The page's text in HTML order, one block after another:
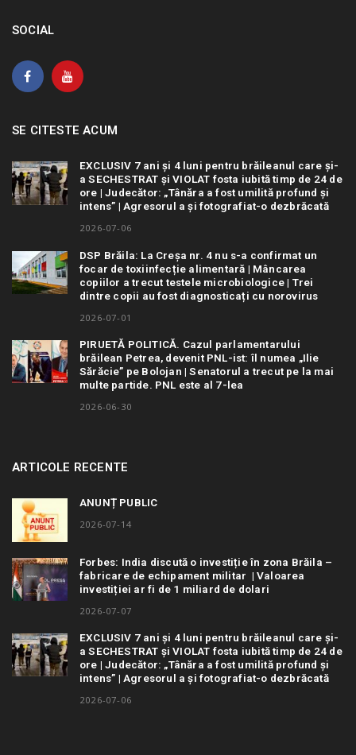
SOCIAL
SE CITESTE ACUM
EXCLUSIV 7 ani și 4 luni pentru brăileanul care și-
a SECHESTRAT și VIOLAT fosta iubită timp de 24 de
ore | Judecător: „Tânăra a fost umilită profund și
intens” | Agresorul a și fotografiat-o dezbrăcată
2026-07-06
DSP Brăila: La Creșa nr. 4 nu s-a confirmat un
focar de toxiinfecție alimentară | Mâncarea
copiilor a trecut testele microbiologice | Trei
dintre copii au fost diagnosticați cu norovirus
2026-07-01
PIRUETĂ POLITICĂ. Cazul parlamentarului
brăilean Petrea, devenit PNL-ist: îl numea „Ilie
Sărăcie” pe Bolojan | Senatorul a trecut pe la mai
multe partide. PNL este al 7-lea
2026-06-30
ARTICOLE RECENTE
ANUNȚ PUBLIC
2026-07-14
Forbes: India discută o investiție în zona Brăila –
fabricare de echipament militar | Valoarea
investiției ar fi de 1 miliard de dolari
2026-07-07
EXCLUSIV 7 ani și 4 luni pentru brăileanul care și-
a SECHESTRAT și VIOLAT fosta iubită timp de 24 de
ore | Judecător: „Tânăra a fost umilită profund și
intens” | Agresorul a și fotografiat-o dezbrăcată
2026-07-06